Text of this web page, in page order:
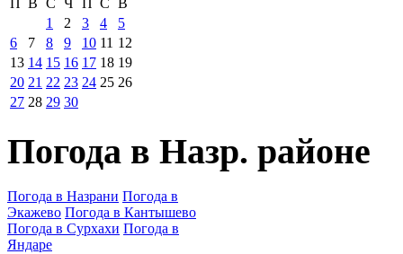
В С Ч С
В
1
2 3 4
5
6
7 8 9 10 11 12
13 14 15 16 17 18 19
20 21 22 23 24 25 26
27 28 29 30
Погода в Назр. районе
Погода в Назрани Погода в
Экажево Погода в Кантышево
Погода в Сурхахи Погода в
Яндаре